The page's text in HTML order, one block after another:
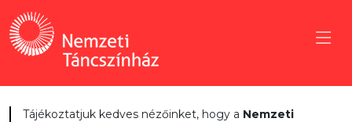
Tájékoztatjuk kedves nézőinket, hogy a Nemzeti